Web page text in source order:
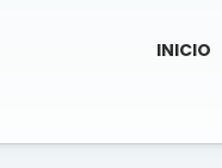
INICIO